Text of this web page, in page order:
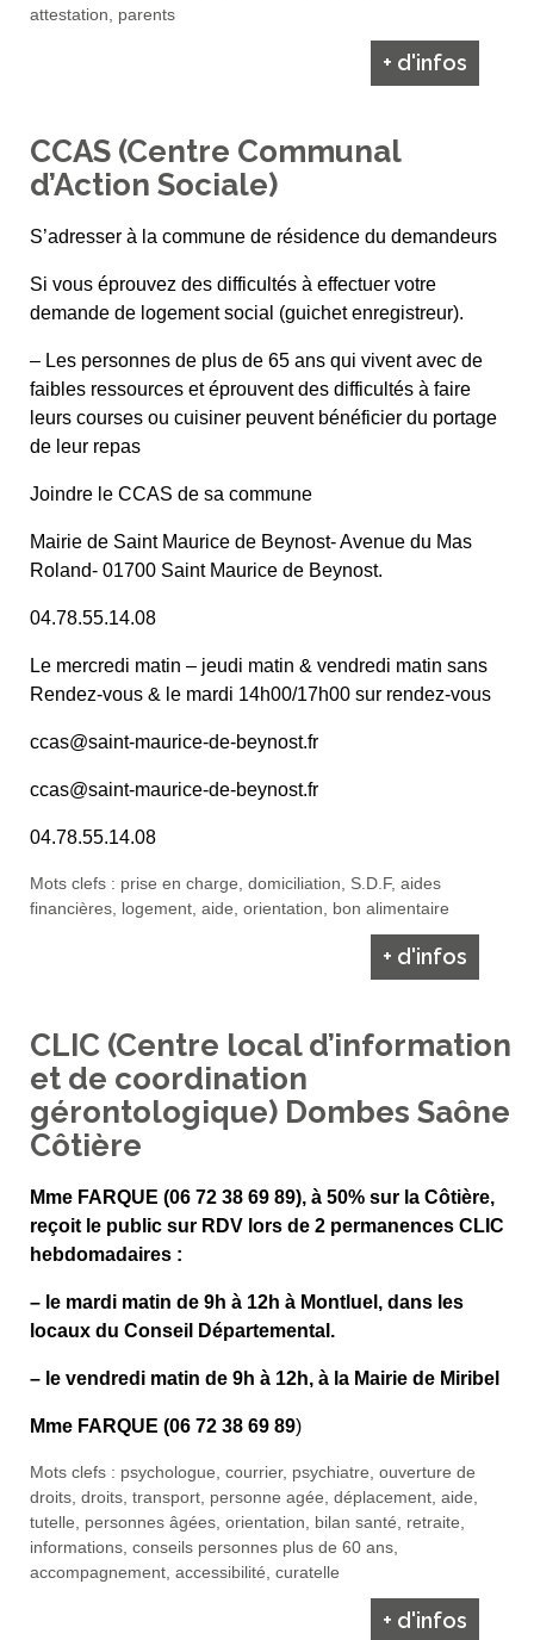
attestation, parents
+ d'infos
CCAS (Centre Communal
d’Action Sociale)
S’adresser à la commune de résidence du demandeurs
Si vous éprouvez des difficultés à effectuer votre
demande de logement social (guichet enregistreur).
– Les personnes de plus de 65 ans qui vivent avec de
faibles ressources et éprouvent des difficultés à faire
leurs courses ou cuisiner peuvent bénéficier du portage
de leur repas
Joindre le CCAS de sa commune
Mairie de Saint Maurice de Beynost- Avenue du Mas
Roland- 01700 Saint Maurice de Beynost.
04.78.55.14.08
Le mercredi matin – jeudi matin & vendredi matin sans
Rendez-vous & le mardi 14h00/17h00 sur rendez-vous
ccas@saint-maurice-de-beynost.fr
ccas@saint-maurice-de-beynost.fr
04.78.55.14.08
Mots clefs : prise en charge, domiciliation, S.D.F, aides
financières, logement, aide, orientation, bon alimentaire
+ d'infos
CLIC (Centre local d’information
et de coordination
gérontologique) Dombes Saône
Côtière
Mme FARQUE (06 72 38 69 89), à 50% sur la Côtière,
reçoit le public sur RDV lors de 2 permanences CLIC
hebdomadaires :
– le mardi matin de 9h à 12h à Montluel, dans les
locaux du Conseil Départemental.
– le vendredi matin de 9h à 12h, à la Mairie de Miribel
Mme FARQUE (06 72 38 69 89)
Mots clefs : psychologue, courrier, psychiatre, ouverture de
droits, droits, transport, personne agée, déplacement, aide,
tutelle, personnes âgées, orientation, bilan santé, retraite,
informations, conseils personnes plus de 60 ans,
accompagnement, accessibilité, curatelle
+ d'infos